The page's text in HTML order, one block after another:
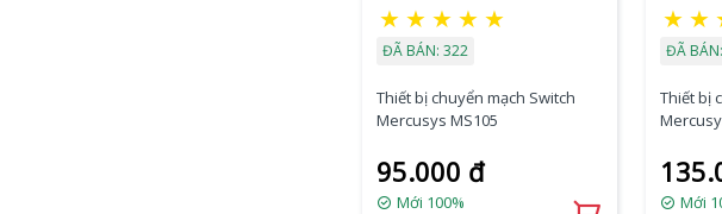
★ ★ ★ ★ ★
ĐÃ BÁN: 322
Thiết bị chuyển mạch Switch
Mercusys MS105
95.000 đ
Mới 100%
★ ★
ĐÃ
Thiết bị
Mới